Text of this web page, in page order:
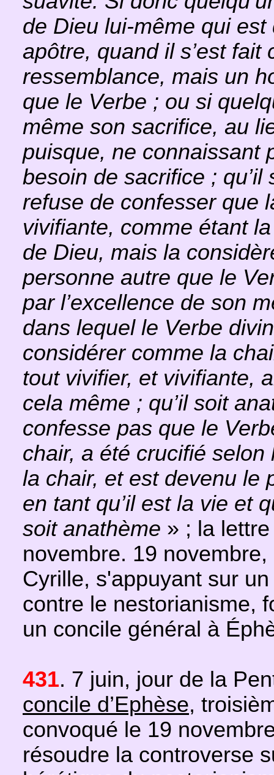
de Dieu lui-même qui
apôtre, quand il s’est fait
ressemblance, mais un
que le Verbe ; ou si
même son sacrifice, au
puisque, ne connaissant
besoin de sacrifice ; qu’il
refuse de confesser que
vivifiante, comme étant
de Dieu, mais la
personne autre que le
par l’excellence de son
dans lequel le Verbe
considérer comme la
tout vivifier, et vivifiante,
cela même ; qu’il soit
confesse pas que le
chair, a été crucifié
la chair, et est devenu le
en tant qu’il est la vie et
soit anathème » ; la
novembre. 19
Cyrille, s'appuyant sur
contre le nestorianisme,
un concile général à
431. 7 juin, jour de la
concile d’Ephèse,
convoqué le 19
résoudre la controverse